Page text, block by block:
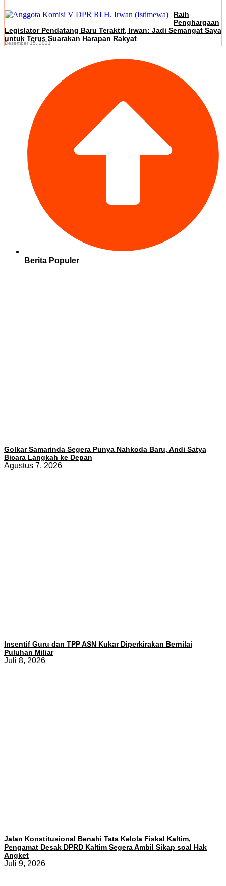
Raih
Penghargaan
Legislator Pendatang Baru Teraktif, Irwan: Jadi Semangat Saya
untuk Terus Suarakan Harapan Rakyat
Desember 15, 2021
Berita Populer
Golkar Samarinda Segera Punya Nahkoda Baru, Andi Satya
Bicara Langkah ke Depan
Agustus 7, 2026
Insentif Guru dan TPP ASN Kukar Diperkirakan Bernilai
Puluhan Miliar
Juli 8, 2026
Jalan Konstitusional Benahi Tata Kelola Fiskal Kaltim,
Pengamat Desak DPRD Kaltim Segera Ambil Sikap soal Hak
Angket
Juli 9, 2026